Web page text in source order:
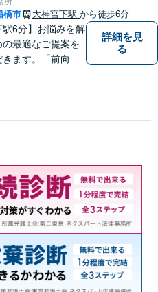
橋市 大神宮下駅 から徒歩6分
駅6分】お悩みを解
最適なご提案を
ます。「前向き
ます。
詳細を見
る